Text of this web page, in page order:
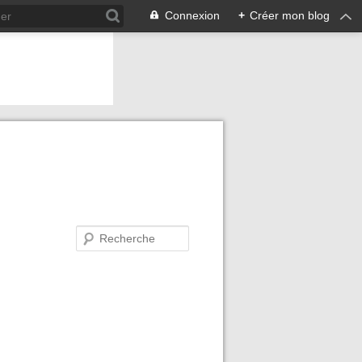
Connexion + Créer mon blog